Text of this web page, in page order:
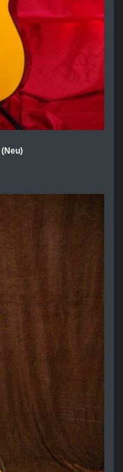
(Neu)